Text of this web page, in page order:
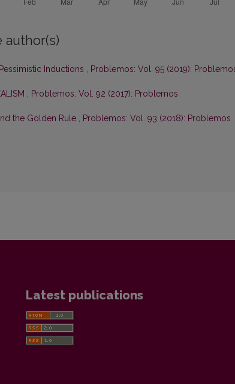
author(s)
Inductions , Problemos: Vol. 95 (2019):
, Problemos: Vol. 92 (2017): Problemos
the Golden Rule , Problemos: Vol. 93 (2018): Problemos
Latest publications